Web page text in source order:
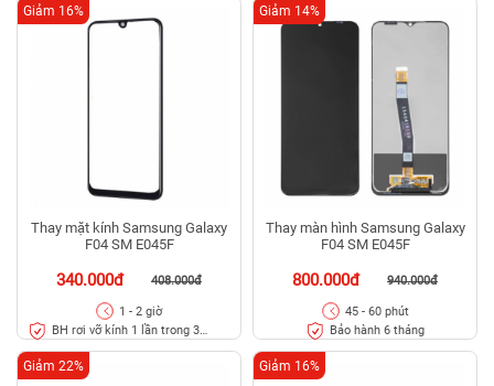
Thay mặt kính Samsung Galaxy
F04 SM E045F
340.000đ 408.000đ
Giảm 16%
1 - 2 giờ
BH rơi vỡ kính 1 lần trong 3
Thay màn hình Samsung Galaxy
F04 SM E045F
800.000đ 940.000đ
Giảm 14%
45 - 60 phút
Bảo hành 6 tháng
Giảm 22% Giảm 16%